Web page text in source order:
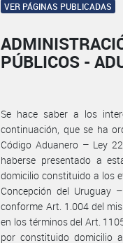
VER PÁGINAS PUBLICADAS
PÚBLICOS -
Se hace saber a los
continuación, que se ha
Código Aduanero – Ley
haberse presentado a
domicilio constituido a los
Concepción del Uruguay
conforme Art. 1.004 del
en los términos del Art.
por constituido domicilio